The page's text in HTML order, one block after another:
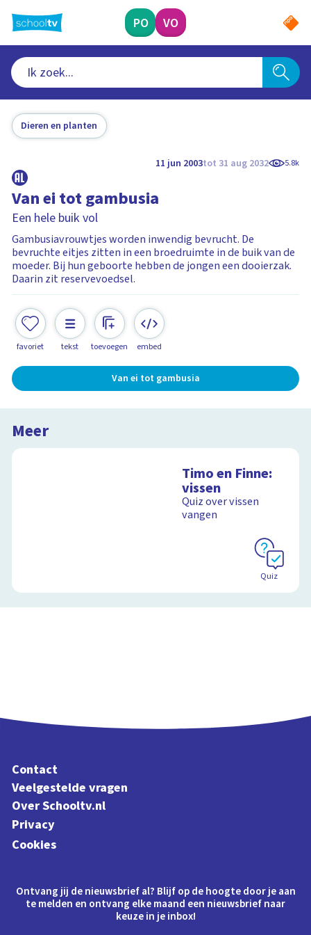
naar
hoofdinhoud
PO VO
Dieren en planten
11 jun 2003tot 31 aug 2032 5.8k
Van ei tot gambusia
Een hele buik vol
Gambusiavrouwtjes worden inwendig bevrucht. De
bevruchte eitjes zitten in een broedruimte in de buik van de
moeder. Bij hun geboorte hebben de jongen een dooierzak.
Daarin zit reservevoedsel.
favoriet tekst toevoegen embed
Van ei tot gambusia
Meer
Timo en Finne:
vissen
Quiz over vissen
vangen
Quiz
Contact
Veelgestelde vragen
Over Schooltv.nl
Privacy
Cookies
Ontvang jij de nieuwsbrief al? Blijf op de hoogte door je aan
te melden en ontvang elke maand een nieuwsbrief naar
keuze in je inbox!